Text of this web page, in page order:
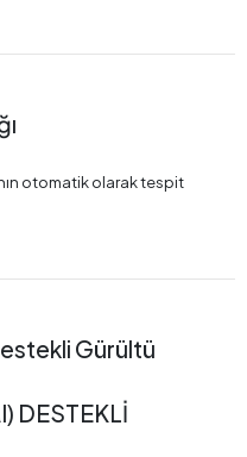
otomatik olarak tespit
Gürültü
DESTEKLİ